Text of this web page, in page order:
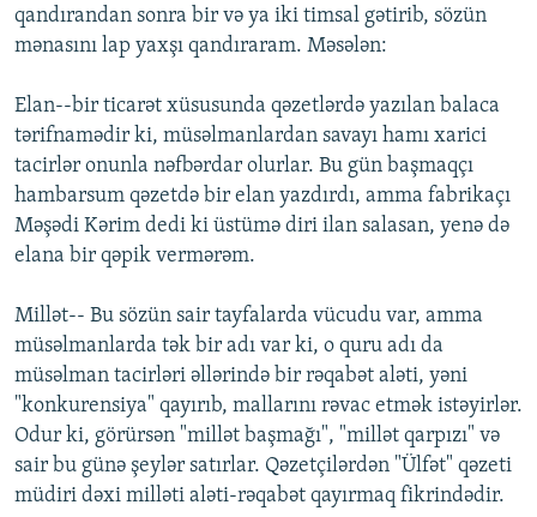
qandırandan sonra bir vә ya iki timsal gәtirib, sözün
mәnasını lap yaxşı qandıraram. Mәsәlәn:
Elan--bir ticarәt xüsusunda qәzetlәrdә yazılan balaca
tәrifnamәdir ki, müsәlmanlardan savayı hamı xarici
tacirlәr onunla nәfbәrdar olurlar. Bu gün başmaqçı
hambarsum qәzetdә bir elan yazdırdı, amma fabrikaçı
Mәşәdi Kәrim dedi ki üstümә diri ilan salasan, yenә dә
elana bir qәpik vermәrәm.
Millәt-- Bu sözün sair tayfalarda vücudu var, amma
müsәlmanlarda tәk bir adı var ki, o quru adı da
müsәlman tacirlәri әllәrindә bir rәqabәt alәti, yәni
"konkurensiya" qayırıb, mallarını rәvac etmәk istәyirlәr.
Odur ki, görürsәn "millәt başmağı", "millәt qarpızı" vә
sair bu günә şeylәr satırlar. Qәzetçilәrdәn "Ülfәt" qәzeti
müdiri dәxi millәti alәti-rәqabәt qayırmaq fikrindәdir.